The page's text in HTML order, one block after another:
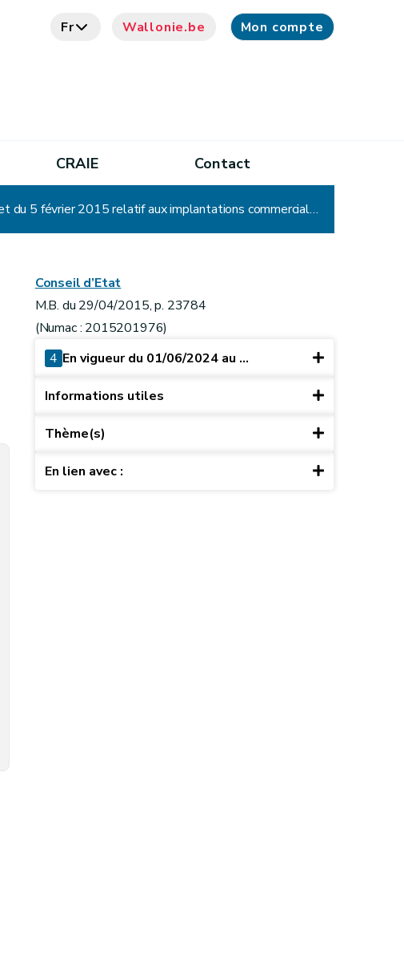
Fr Wallonie.be Mon compte
CRAIE Contact
Arrêté du Gouvernement wallon relatif à la procédure et à diverses mesures d'exécution du décret du 5 février 2015 relatif aux implantations commerciales et modifiant le Livre Ier du Code de l'Environnement
Conseil d’Etat
M.B. du 29/04/2015, p. 23784
(Numac : 2015201976)
4 En vigueur du 01/06/2024 au ...
Informations utiles
Thème(s)
En lien avec :